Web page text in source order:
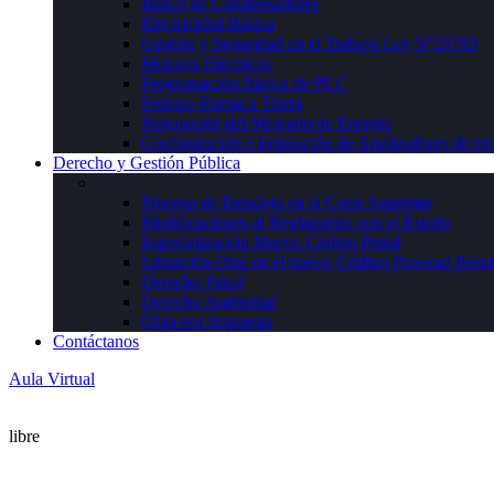
Electricidad Básica
Gestión y Seguridad en el Trabajo Ley Nº29783
Motores Eléctricos
Programación Básica de PLC
Sistema Puesta a Tierra
Regulación del Mercado de Energía
Configuración e Instalación de Analizadores de
Derecho y Gestión Pública
Proceso de Desalojo en la Corte Suprema
Modificaciones al Reglamento con el Estado
Especialización Nuevo Código Penal
Litigación Oral en el nuevo Código Procesal Penal
Derecho Penal
Derecho Ambiental
Obra por Impuesto
Contáctanos
Aula Virtual
libre